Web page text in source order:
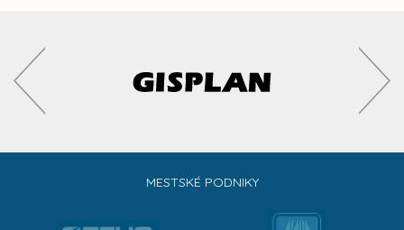
MESTSKÉ PODNIKY